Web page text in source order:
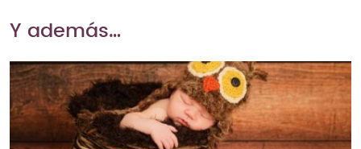
Y además…